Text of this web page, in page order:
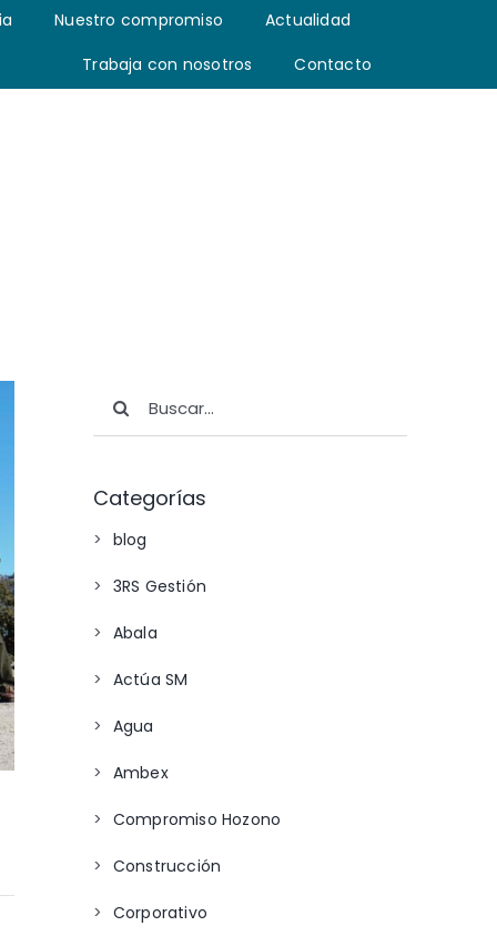
Nuestro compromiso
Actualidad
Trabaja con nosotros
Contacto
Categorías
blog
3RS Gestión
Abala
Actúa SM
Agua
Ambex
Compromiso Hozono
Construcción
Corporativo